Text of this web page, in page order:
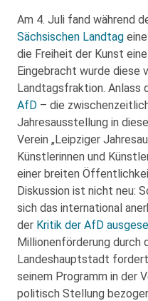
Am 4. Juli fand während
Sächsischen Landtag eine
die Freiheit der Kunst
Eingebracht wurde diese
Landtagsfraktion. Anlass
AfD – die
Jahresausstellung in
Verein „Leipziger
Künstlerinnen und
einer breiten
Diskussion ist nicht neu:
sich das international
der Kritik der AfD
Millionenförderung durch
Landeshauptstadt
seinem Programm in der
politisch Stellung